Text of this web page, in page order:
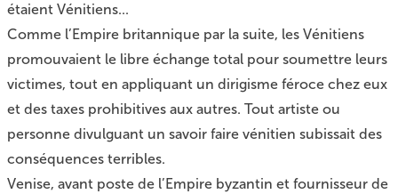
étaient Vénitiens...
Comme l’Empire britannique par la suite, les Vénitiens
promouvaient le libre échange total pour soumettre leurs
victimes, tout en appliquant un dirigisme féroce chez eux
et des taxes prohibitives aux autres. Tout artiste ou
personne divulguant un savoir faire vénitien subissait des
conséquences terribles.
Venise, avant poste de l’Empire byzantin et fournisseur de